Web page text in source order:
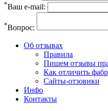
*Ваш e-mail:
*Вопрос:
Об отзывах
Правила
Пишем отзывы
Как отличить
Сайты-отзовики
Инфо
Контакты